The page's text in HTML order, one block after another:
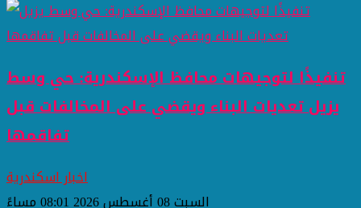
تنفيذًا لتوجيهات محافظ الإسكندرية: حي وسط
يزيل تعديات البناء ويقضي على المخالفات قبل
تفاقمها
اخبار اسكندرية
السبت 08 أغسطس 2026 08:01 مساءً